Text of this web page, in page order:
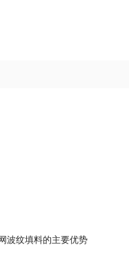
波纹填料的主要优势